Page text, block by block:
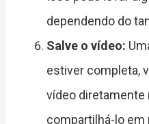
dependendo do
Salve o vídeo:
estiver completa,
vídeo diretamente
compartilhá-lo